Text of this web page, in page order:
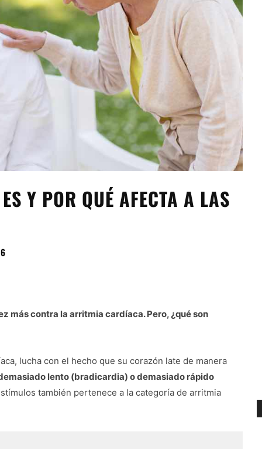
Y POR QUÉ AFECTA A LAS
más contra la arritmia cardíaca. Pero, ¿qué son
lucha con el hecho que su corazón late de manera
lento (bradicardia) o demasiado rápido
también pertenece a la categoría de arritmia